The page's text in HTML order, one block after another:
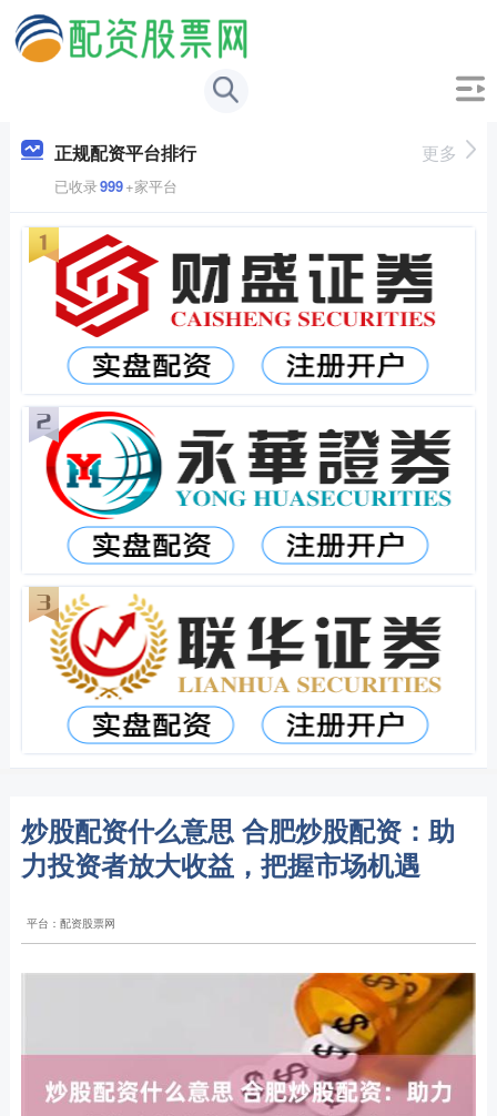
正规配资平台排行
已收录999+家平台
更多
炒股配资什么意思 合肥炒股配资：助
力投资者放大收益，把握市场机遇
平台：配资股票网